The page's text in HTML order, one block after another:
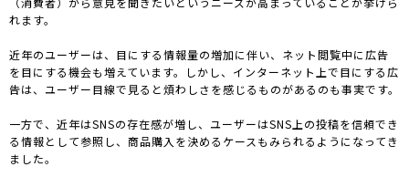
れます。
近年のユーザーは、目にする情報量の増加に伴い、ネット閲覧中に広告
を目にする機会も増えています。しかし、インターネット上で目にする広
告は、ユーザー目線で見ると煩わしさを感じるものがあるのも事実です。
一方で、近年はSNSの存在感が増し、ユーザーはSNS上の投稿を信頼でき
る情報として参照し、商品購入を決めるケースもみられるようになってき
ました。